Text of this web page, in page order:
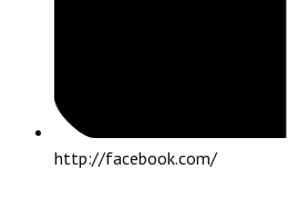
http://facebook.com/